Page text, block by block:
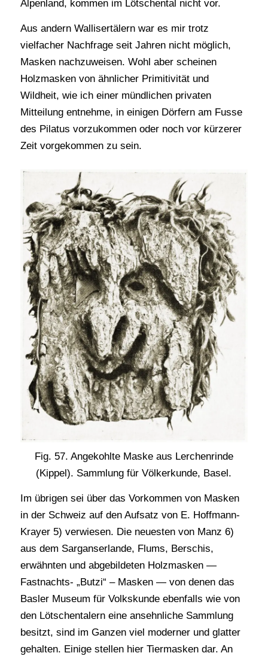
Alpenland, kommen im Lötschental nicht vor.
Aus andern Wallisertälern war es mir trotz
vielfacher Nachfrage seit Jahren nicht möglich,
Masken nachzuweisen. Wohl aber scheinen
Holzmasken von ähnlicher Primitivität und
Wildheit, wie ich einer mündlichen privaten
Mitteilung entnehme, in einigen Dörfern am Fusse
des Pilatus vorzukommen oder noch vor kürzerer
Zeit vorgekommen zu sein.
Fig. 57. Angekohlte Maske aus Lerchenrinde
(Kippel). Sammlung für Völkerkunde, Basel.
Im übrigen sei über das Vorkommen von Masken
in der Schweiz auf den Aufsatz von E. Hoffmann-
Krayer 5) verwiesen. Die neuesten von Manz 6)
aus dem Sarganserlande, Flums, Berschis,
erwähnten und abgebildeten Holzmasken —
Fastnachts- „Butzi“ – Masken — von denen das
Basler Museum für Volkskunde ebenfalls wie von
den Lötschentalern eine ansehnliche Sammlung
besitzt, sind im Ganzen viel moderner und glatter
gehalten. Einige stellen hier Tiermasken dar. An